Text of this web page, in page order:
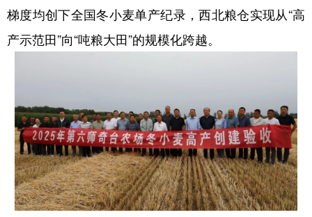
陕西 甘肃 青海 宁夏
新疆 内蒙古 黑龙江
多语种频道
English Español Français عربى
Русский язык 日本語 한국어
Deutsch Português
梯度均创下全国冬小麦单产纪录，西北粮仓实现从“高
产示范田”向“吨粮大田”的规模化跨越。